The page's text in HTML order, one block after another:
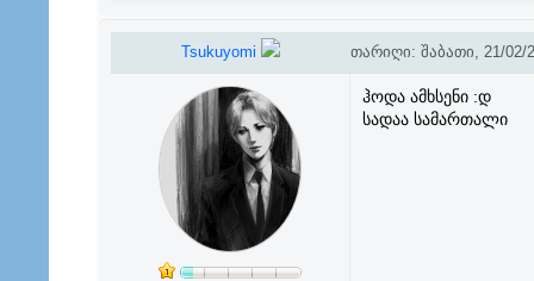
Tsukuyomi თარიღი: შაბათი, 21/02/
ჰოდა ამხსენი :დ
სადაა სამართალი